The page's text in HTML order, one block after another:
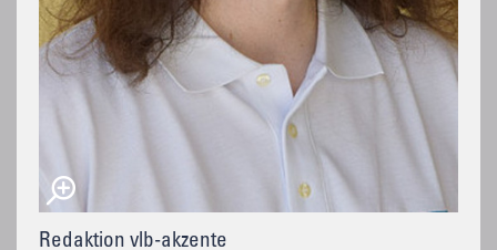
Redaktion vlb-akzente